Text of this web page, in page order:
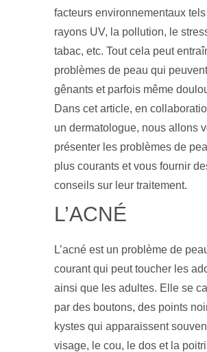
facteurs environnementaux
rayons UV, la pollution, le
tabac, etc. Tout cela peut
problèmes de peau qui
gênants et parfois même
Dans cet article, en
un dermatologue, nous allons
présenter les problèmes de
plus courants et vous fournir
conseils sur leur traitement.
L’ACNÉ
L’acné est un problème de
courant qui peut toucher les
ainsi que les adultes. Elle se
par des boutons, des points
kystes qui apparaissent
visage, le cou, le dos et la